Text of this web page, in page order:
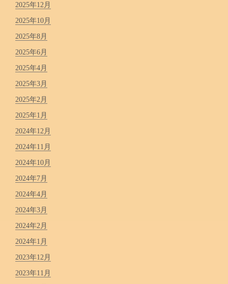
2025年12月
2025年10月
2025年8月
2025年6月
2025年4月
2025年3月
2025年2月
2025年1月
2024年12月
2024年11月
2024年10月
2024年7月
2024年4月
2024年3月
2024年2月
2024年1月
2023年12月
2023年11月